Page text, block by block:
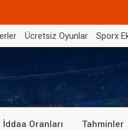
Ücretsiz Oyunlar Sporx
İddaa Oranları Tahminler